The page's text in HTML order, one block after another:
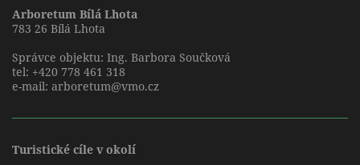
Arboretum Bílá Lhota
783 26 Bílá Lhota
Správce objektu: Ing. Barbora Součková
tel: +420 778 461 318
e-mail: arboretum@vmo.cz
Turistické cíle v okolí